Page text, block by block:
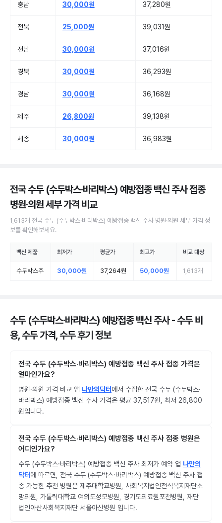
충남 30,000원 37,280원
전북 25,000원 39,031원
전남 30,000원 37,016원
경북 30,000원 36,293원
경남 30,000원 36,168원
제주 26,800원 39,138원
세종 30,000원 36,983원
전국 수두 (수두박스·바리박스) 예방접종 백신 주사 접종
병원·의원세부 가격 비교
1,613개 전국 수두 (수두박스·바리박스) 예방접종 백신 주사 병원·의원 세부 가격 정
보를 확인해보세요.
백신 제품 최저가 평균가 최고가 비교 대상
수두박스주 30,000원 37,264원 50,000원 1,613개
수두 (수두박스·바리박스) 예방접종 백신 주사 - 수두 비
용, 수두 가격, 수두 후기 정보
전국 수두 (수두박스·바리박스) 예방접종 백신 주사 접종 가격은
얼마인가요?
병원·의원 가격 비교 앱 나만의닥터에서 수집한 전국 수두 (수두박스·
바리박스) 예방접종 백신 주사 가격은 평균 37,517원, 최저 26,800
원입니다.
전국 수두 (수두박스·바리박스) 예방접종 백신 주사 접종 병원은
어디인가요?
수두 (수두박스·바리박스) 예방접종 백신 주사 최저가 예약 앱 나만의
닥터에 따르면, 전국 수두 (수두박스·바리박스) 예방접종 백신 주사 접
종 가능한 추천 병원은 제주대학교병원, 사회복지법인전석복지재단소
망의원, 가톨릭대학교 여의도성모병원, 경기도의료원포천병원, 재단
법인아산사회복지재단 서울아산병원 입니다.